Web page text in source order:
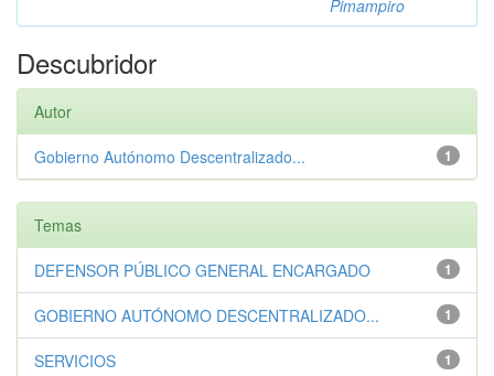
Pimampiro
Descubridor
Autor
1
Gobierno Autónomo Descentralizado...
Temas
1
DEFENSOR PÚBLICO GENERAL ENCARGADO
1
GOBIERNO AUTÓNOMO DESCENTRALIZADO...
1
SERVICIOS